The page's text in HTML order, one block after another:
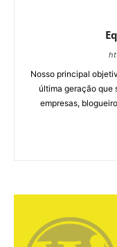
Nosso principal
última geração que
empresas,